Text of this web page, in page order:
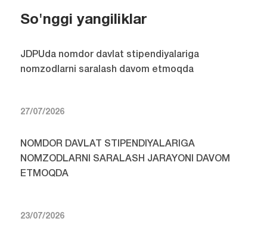
So'nggi yangiliklar
JDPUda nomdor davlat stipendiyalariga
nomzodlarni saralash davom etmoqda
27/07/2026
NOMDOR DAVLAT STIPENDIYALARIGA
NOMZODLARNI SARALASH JARAYONI DAVOM
ETMOQDA
23/07/2026